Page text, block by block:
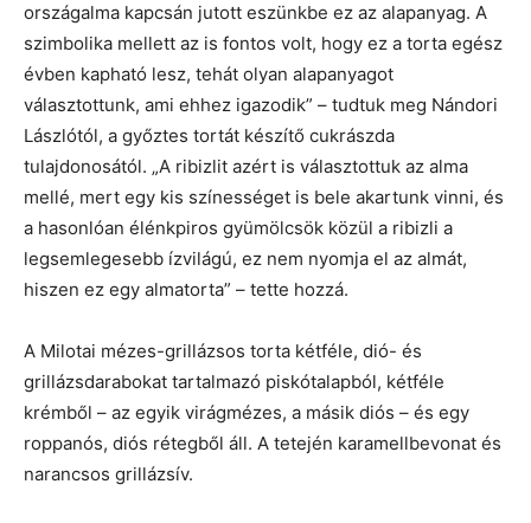
országalma kapcsán jutott eszünkbe ez az alapanyag. A
szimbolika mellett az is fontos volt, hogy ez a torta egész
évben kapható lesz, tehát olyan alapanyagot
választottunk, ami ehhez igazodik” – tudtuk meg Nándori
Lászlótól, a győztes tortát készítő cukrászda
tulajdonosától. „A ribizlit azért is választottuk az alma
mellé, mert egy kis színességet is bele akartunk vinni, és
a hasonlóan élénkpiros gyümölcsök közül a ribizli a
legsemlegesebb ízvilágú, ez nem nyomja el az almát,
hiszen ez egy almatorta” – tette hozzá.
A Milotai mézes-grillázsos torta kétféle, dió- és
grillázsdarabokat tartalmazó piskótalapból, kétféle
krémből – az egyik virágmézes, a másik diós – és egy
roppanós, diós rétegből áll. A tetején karamellbevonat és
narancsos grillázsív.